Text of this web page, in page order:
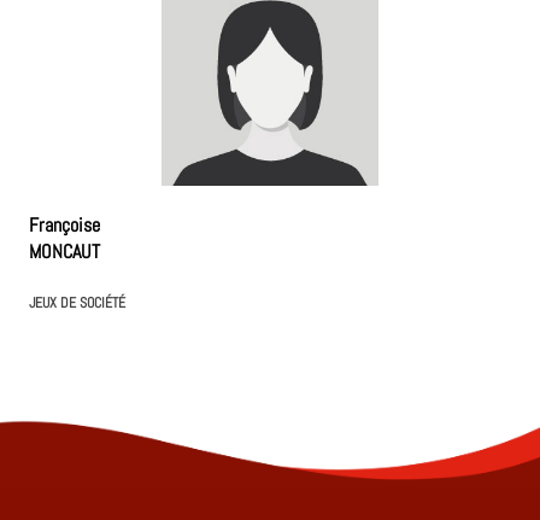
Françoise
MONCAUT
JEUX DE SOCIÉTÉ